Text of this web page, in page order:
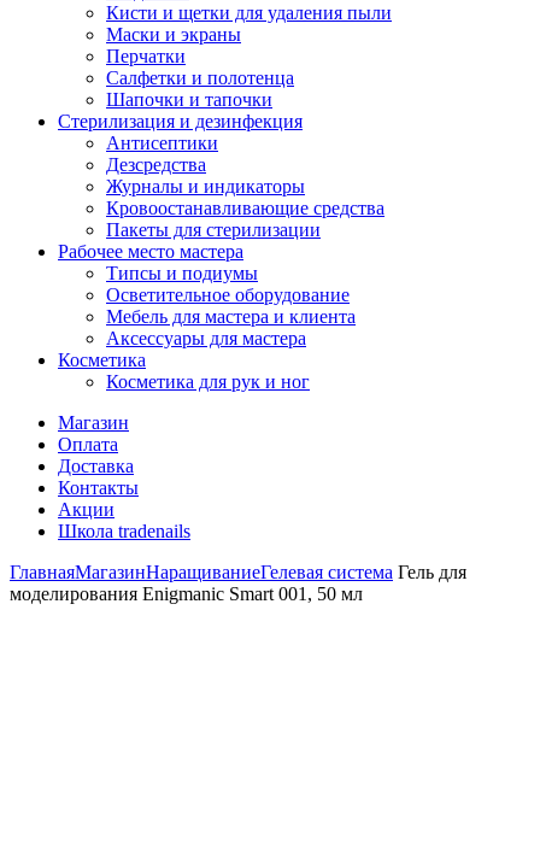
Кисти и щетки для удаления пыли
Маски и экраны
Перчатки
Салфетки и полотенца
Шапочки и тапочки
Стерилизация и дезинфекция
Антисептики
Дезсредства
Журналы и индикаторы
Кровоостанавливающие средства
Пакеты для стерилизации
Рабочее место мастера
Типсы и подиумы
Осветительное оборудование
Мебель для мастера и клиента
Аксессуары для мастера
Косметика
Косметика для рук и ног
Магазин
Оплата
Доставка
Контакты
Акции
Школа tradenails
ГлавнаяМагазинНаращиваниеГелевая система Гель для
моделирования Enigmanic Smart 001, 50 мл